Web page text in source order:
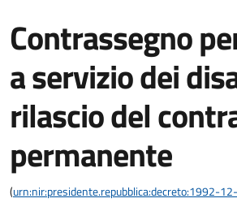
Contrassegno
a servizio dei
rilascio del
permanente
(urn:nir:presidente.repubblica:decreto:1992-